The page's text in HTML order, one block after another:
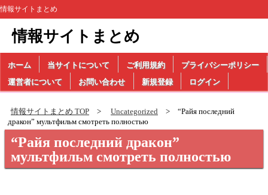
情報サイトまとめ
情報サイトまとめ
ホーム 当サイトについて ご利用規約
プライバシーポリシー
運営者について
お問い合わせ 新規登録 ログイン
情報サイトまとめ TOP Uncategorized
“Райя последний
дракон” мультфильм cмотреть полностью
“Райя последний дракон”
мультфильм cмотреть полностью